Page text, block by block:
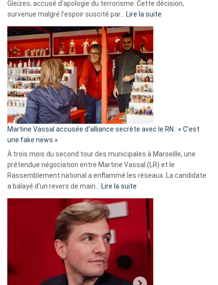
Gleizes, accusé d’apologie du terrorisme. Cette décision,
survenue malgré l’espoir suscité par…
Lire la suite
Algérie
Martine Vassal accusée d’alliance secrète avec le RN : « C’est
une fake news »
À trois mois du second tour des municipales à Marseille, une
prétendue négociation entre Martine Vassal (LR) et le
Rassemblement national a enflammé les réseaux. La candidate
a balayé d’un revers de main…
Lire la suite
d’alliance
secrète